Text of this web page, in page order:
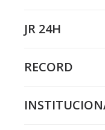
JR 24H
RECORD